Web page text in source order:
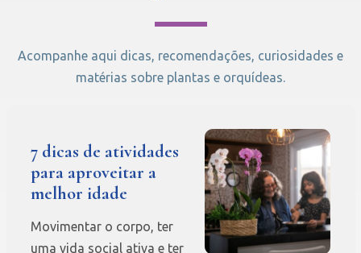
Acompanhe aqui dicas, recomendações, curiosidades e
matérias sobre plantas e orquídeas.
7 dicas de atividades
para aproveitar a
melhor idade
Movimentar o corpo, ter
uma vida social ativa e ter